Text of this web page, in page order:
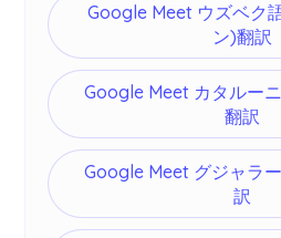
Google Meet ウズベク
ン)翻訳
Google Meet カタルー
翻訳
Google Meet グジャラ
訳